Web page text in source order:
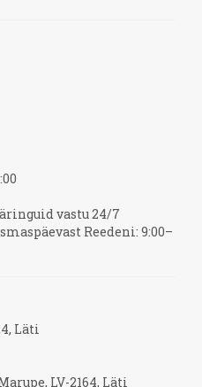
vastu 24/7
Reedeni: 9:00–
Läti
LV-2164, Läti